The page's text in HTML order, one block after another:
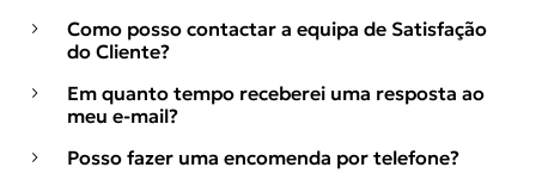
Como posso contactar a equipa de Satisfação
do Cliente?
Em quanto tempo receberei uma resposta ao
meu e-mail?
Posso fazer uma encomenda por telefone?